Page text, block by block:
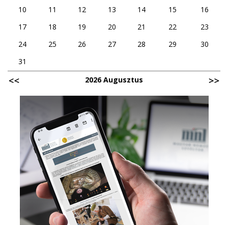
10
11 12 13 14 15
16
17
18 19 20 21 22
23
24
25 26 27 28 29
30
31
2026 Augusztus